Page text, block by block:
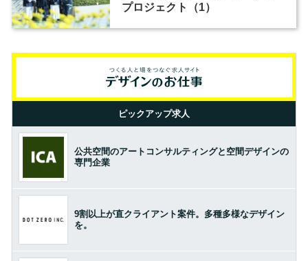
プロジェクト（1）
ピックアップ求人
公共空間のアートコンサルティングと空間デザインの
専門企業
9割以上が直クライアント案件。多種多様なデザイン
を。